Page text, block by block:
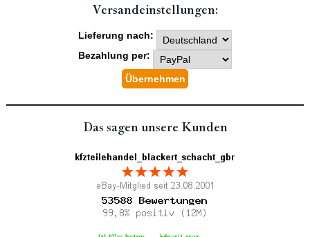
Versand­einstellungen:
Lieferung nach:
Bezahlung per:
Das sagen unsere Kunden